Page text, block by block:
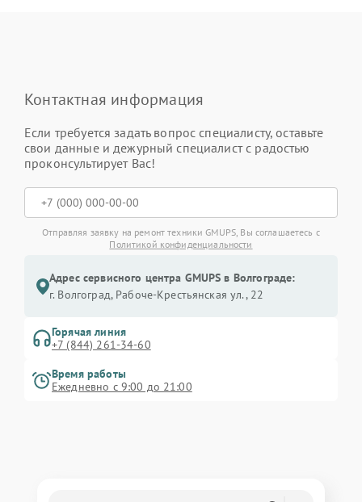
Контактная информация
Если требуется задать вопрос специалисту, оставьте
свои данные и дежурный специалист с радостью
проконсультирует Вас!
Отправляя заявку на ремонт техники GMUPS, Вы соглашаетесь с
Политикой конфиденциальности
Адрес сервисного центра GMUPS в Волгограде:
г. Волгоград, Рабоче-Крестьянская ул., 22
Горячая линия
+7 (844) 261-34-60
Время работы
Ежедневно с 9:00 до 21:00